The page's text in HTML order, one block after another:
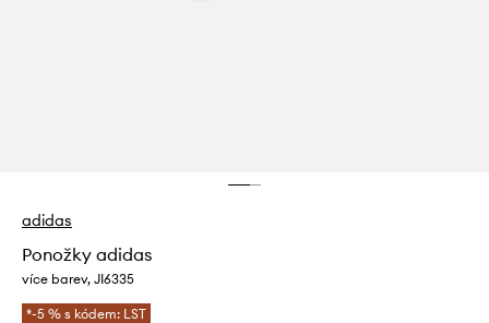
adidas
Ponožky adidas
více barev, JI6335
*-5 % s kódem: LST